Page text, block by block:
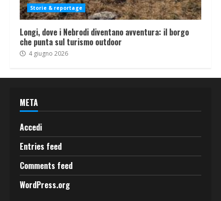
Storie & reportage
Longi, dove i Nebrodi diventano avventura: il borgo
che punta sul turismo outdoor
4 giugno 2026
META
Accedi
Entries feed
Comments feed
WordPress.org